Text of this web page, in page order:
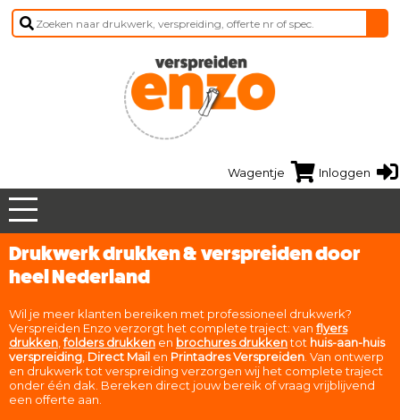
Inloggen
Wagentje
Drukwerk drukken & verspreiden door
heel Nederland
Wil je meer klanten bereiken met professioneel drukwerk?
Verspreiden Enzo verzorgt het complete traject: van flyers
drukken ,folders drukken en brochures drukkentot huis-aan-huis
verspreiding Direct Mail en Printadres Verspreiden . Van ontwerp
en drukwerk tot verspreiding verzorgen wij het complete traject
onder één dak. Bereken direct jouw bereik of vraag vrijblijvend
een offerte aan.